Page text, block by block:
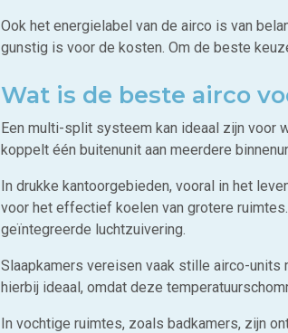
Ook het energielabel van de airco is van
gunstig is voor de kosten. Om de beste
Wat is de beste airco
Een multi-split systeem kan ideaal zijn voor
koppelt één buitenunit aan meerdere
In drukke kantoorgebieden, vooral in het
voor het effectief koelen van grotere
geïntegreerde luchtzuivering.
Slaapkamers vereisen vaak stille airco-
hierbij ideaal, omdat deze
In vochtige ruimtes, zoals badkamers, zijn